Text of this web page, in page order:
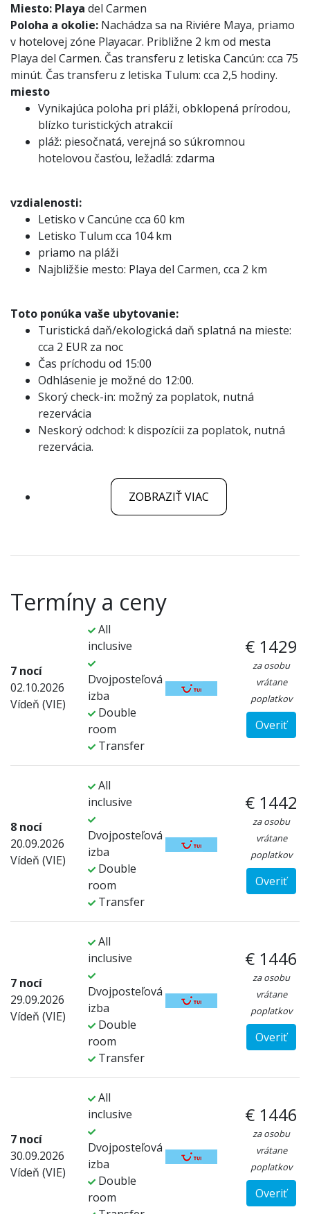
Miesto: Playa del Carmen
Poloha a okolie: Nachádza sa na Riviére Maya, priamo
v hotelovej zóne Playacar. Približne 2 km od mesta
Playa del Carmen. Čas transferu z letiska Cancún: cca 75
minút. Čas transferu z letiska Tulum: cca 2,5 hodiny.
miesto
Vynikajúca poloha pri pláži, obklopená prírodou,
blízko turistických atrakcií
pláž: piesočnatá, verejná so súkromnou
hotelovou časťou, ležadlá: zdarma
vzdialenosti:
Letisko v Cancúne cca 60 km
Letisko Tulum cca 104 km
priamo na pláži
Najbližšie mesto: Playa del Carmen, cca 2 km
Toto ponúka vaše ubytovanie:
Turistická daň/ekologická daň splatná na mieste:
cca 2 EUR za noc
Čas príchodu od 15:00
Odhlásenie je možné do 12:00.
Skorý check-in: možný za poplatok, nutná
rezervácia
Neskorý odchod: k dispozícii za poplatok, nutná
rezervácia.
ZOBRAZIŤ VIAC
Termíny a ceny
7 nocí
02.10.2026
Vídeň (VIE)
All
inclusive
Dvojposteľová
izba
Double
room
Transfer
€ 1429
za osobu
vrátane
poplatkov
Overiť
8 nocí
20.09.2026
Vídeň (VIE)
All
inclusive
Dvojposteľová
izba
Double
room
Transfer
€ 1442
za osobu
vrátane
poplatkov
Overiť
7 nocí
29.09.2026
Vídeň (VIE)
All
inclusive
Dvojposteľová
izba
Double
room
Transfer
€ 1446
za osobu
vrátane
poplatkov
Overiť
7 nocí
30.09.2026
Vídeň (VIE)
All
inclusive
Dvojposteľová
izba
Double
room
€ 1446
za osobu
vrátane
poplatkov
Overiť